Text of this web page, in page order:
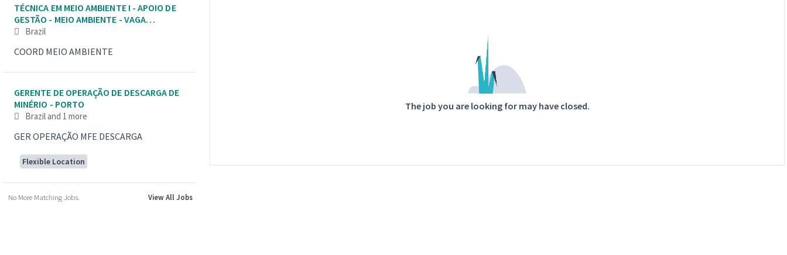
TÉCNICA EM MEIO AMBIENTE I - APOIO DE
GESTÃO - MEIO AMBIENTE - VAGA
AFIRMATIVA PARA MULHERES
Brazil
COORD MEIO AMBIENTE
GERENTE DE OPERAÇÃO DE DESCARGA DE
MINÉRIO - PORTO
Braziland 1 more
GER OPERAÇÃO MFE DESCARGA
Flexible Location
No More Matching Jobs. View All Jobs
The job you are looking for may have closed.